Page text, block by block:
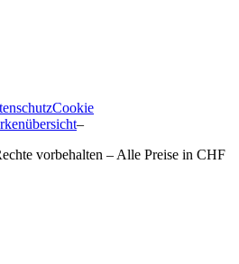
Cookie
–
vorbehalten – Alle Preise in CHF